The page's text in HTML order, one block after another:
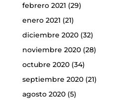
febrero 2021 (29)
enero 2021 (21)
diciembre 2020(32)
noviembre 2020(28)
octubre 2020(34)
septiembre 2020(21)
agosto 2020(5)